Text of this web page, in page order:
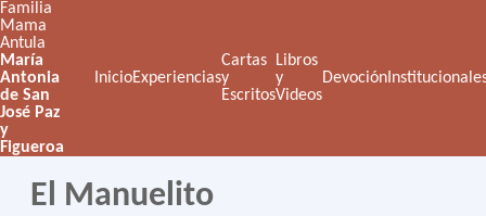
Familia
Mama
Antula
María
Antonia
de San
José Paz
y
Figueroa
InicioExperiencias
Cartas
y
Escritos
Libros
y
Videos
Devoción
El Manuelito